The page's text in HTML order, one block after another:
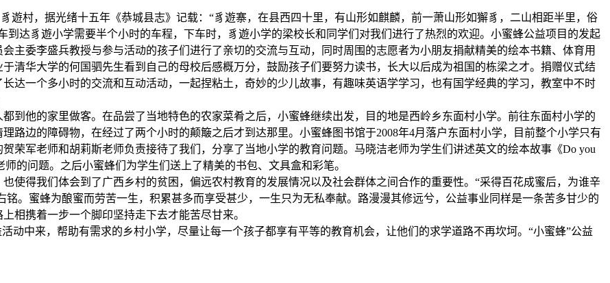
遊村，据光绪十五年《恭城县志》记载：“豸遊寨，在县西四十里，有山形如麒麟，前一萧山形如獬豸，二山相距半里，俗
达豸遊小学需要半个小时的车程，下车时，豸遊小学的梁校长和同学们对我们进行了热烈的欢迎。小蜜蜂公益项目的发起
主委李盛兵教授与参与活动的孩子们进行了亲切的交流与互动，同时周围的志愿者为小朋友捐献精美的绘本书籍、体育用
清华大学的何国驷先生看到自己的母校后感概万分，鼓励孩子们要努力读书，长大以后成为祖国的栋梁之才。捐赠仪式结
达一个多小时的交流和互动活动，一起捏粘土，奇妙的少儿故事，有趣味英语学学习，也有国学经典的学习，教室中不时
到他的家里做客。在品尝了当地特色的农家菜肴之后，小蜜蜂继续出发，目的地是西岭乡东面村小学。前往东面村小学的
路边的障碍物，在经过了两个小时的颠簸之后才到达那里。小蜜蜂图书馆于2008年4月落户东面村小学，目前整个小学只有
荣军老师和胡莉斯老师负责接待了我们，分享了当地小学的教育问题。马晓洁老师为学生们讲述英文的绘本故事《Do you
的问题。之后小蜜蜂们为学生们送上了精美的书包、文具盒和彩笔。
使得我们体会到了广西乡村的贫困，偏远农村教育的发展情况以及社会群体之间合作的重要性。“采得百花成蜜后，为谁辛
铭。蜜蜂为酿蜜而劳苦一生，积累甚多而享受甚少，一生只为无私奉献。路漫漫其修远兮，公益事业同样是一条苦多甘少的
相携着一步一个脚印坚持走下去才能苦尽甘来。
动中来，帮助有需求的乡村小学，尽量让每一个孩子都享有平等的教育机会，让他们的求学道路不再坎坷。“小蜜蜂”公益